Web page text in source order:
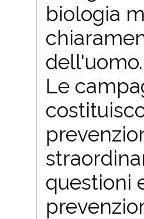
biologia
dell'uomo.
Le
questioni